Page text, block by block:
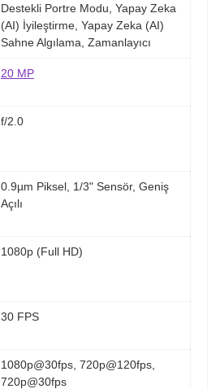
Destekli Portre Modu, Yapay Zeka
(AI) İyileştirme, Yapay Zeka (AI)
Sahne Algılama, Zamanlayıcı
20 MP
f/2.0
0.9µm Piksel, 1/3" Sensör, Geniş
Açılı
1080p (Full HD)
30 FPS
1080p@30fps, 720p@120fps,
720p@30fps